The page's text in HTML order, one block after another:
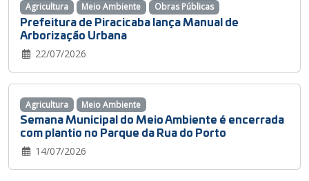
Prefeitura de Piracicaba lança Manual de
Arborização Urbana
22/07/2026
Agricultura Meio Ambiente Obras Públicas
Semana Municipal do Meio Ambiente é encerrada
com plantio no Parque da Rua do Porto
14/07/2026
Agricultura Meio Ambiente